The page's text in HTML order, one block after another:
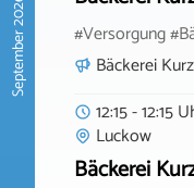
September 2026
#Versorgung
Bäckerei
12:15 - 12:15
Luckow
Bäckerei